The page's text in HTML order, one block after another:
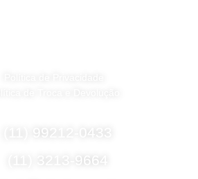
(11) 3213-9664